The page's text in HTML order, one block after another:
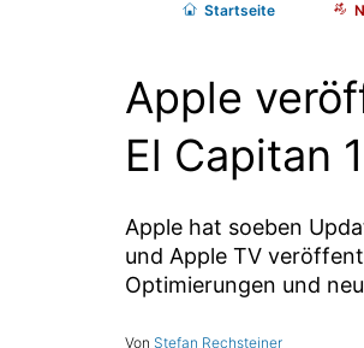
Startseite
Apple
El Capitan
Apple hat soeben
und Apple TV
Optimierungen und
Stefan Rechsteiner